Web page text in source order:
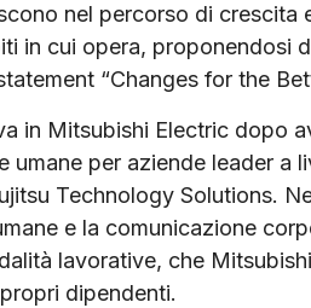
nel percorso di crescita
in cui opera, proponendosi
“Changes for the
in Mitsubishi Electric dopo
umane per aziende leader a
Technology Solutions.
e la comunicazione
lavorative, che
dipendenti.